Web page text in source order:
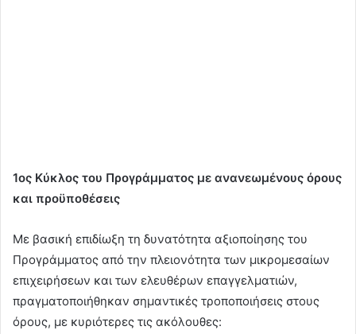
1ος Κύκλος του Προγράμματος με ανανεωμένους όρους
και προϋποθέσεις
Με βασική επιδίωξη τη δυνατότητα αξιοποίησης του
Προγράμματος από την πλειονότητα των μικρομεσαίων
επιχειρήσεων και των ελευθέρων επαγγελματιών,
πραγματοποιήθηκαν σημαντικές τροποποιήσεις στους
όρους, με κυριότερες τις ακόλουθες: